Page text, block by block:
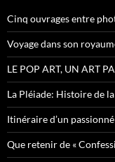
h
e
r
:
Cinq ouvrages entre
Voyage dans son
LE POP ART, UN ART
La Pléiade: Histoire de
Itinéraire d’un passionné
Que retenir de «